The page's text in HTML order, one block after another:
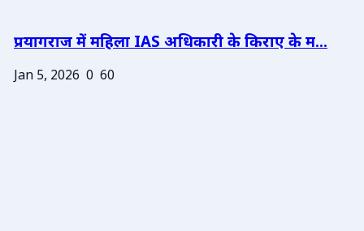
प्रयागराज में महिला IAS अधिकारी के किराए के म...
Jan 5, 2026 0 60